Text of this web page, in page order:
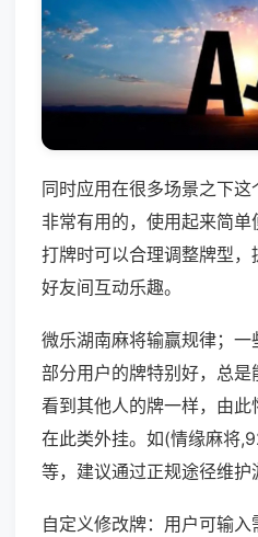
同时应用在很多场景之下
非常有用的，使用起来简
打牌时可以合理调整牌型
好友间互动乐趣。
微乐湖南麻将输赢规律；一
部分用户的牌特别好，总
看到其他人的牌一样，由
在此类外挂。如(情缘麻将
等，建议通过正规途径维护
自定义修改牌：用户可输入